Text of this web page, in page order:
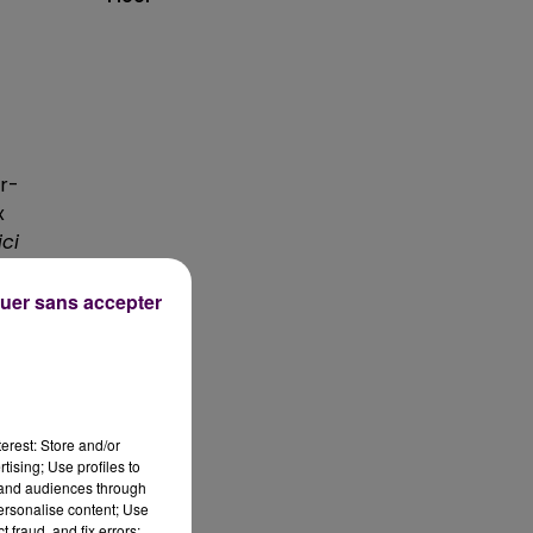
Store and/or
Use profiles to
audiences through
content; Use
sans accepter